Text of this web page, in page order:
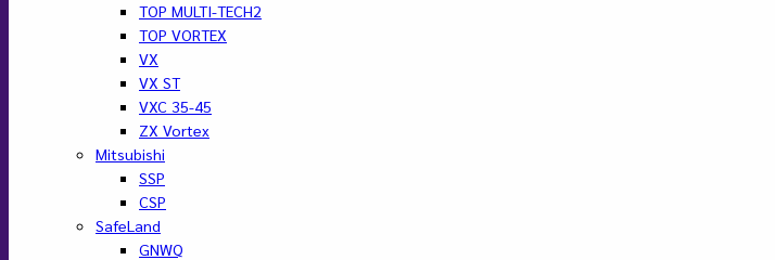
TOP MULTI-TECH2
TOP VORTEX
VX
VX ST
VXC 35-45
ZX Vortex
Mitsubishi
SSP
CSP
SafeLand
GNWQ